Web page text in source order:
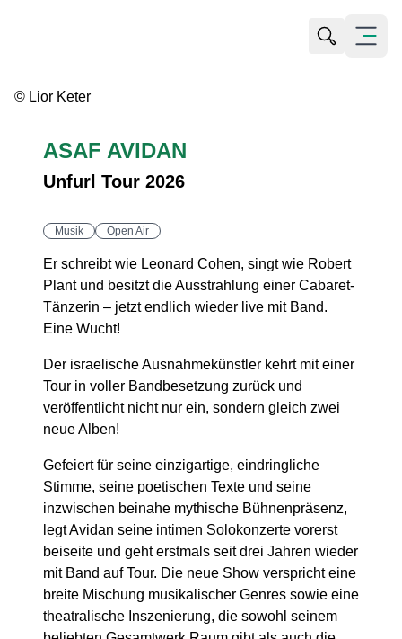
Suche
Menü
© Lior Keter
ASAF AVIDAN
Unfurl Tour 2026
Musik Open Air
Er schreibt wie Leonard Cohen, singt wie Robert
Plant und besitzt die Ausstrahlung einer Cabaret-
Tänzerin – jetzt endlich wieder live mit Band.
Eine Wucht!
Der israelische Ausnahmekünstler kehrt mit einer
Tour in voller Bandbesetzung zurück und
veröffentlicht nicht nur ein, sondern gleich zwei
neue Alben!
Gefeiert für seine einzigartige, eindringliche
Stimme, seine poetischen Texte und seine
inzwischen beinahe mythische Bühnenpräsenz,
legt Avidan seine intimen Solokonzerte vorerst
beiseite und geht erstmals seit drei Jahren wieder
mit Band auf Tour. Die neue Show verspricht eine
breite Mischung musikalischer Genres sowie eine
theatralische Inszenierung, die sowohl seinem